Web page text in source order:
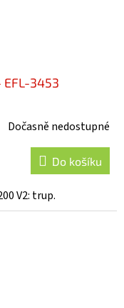
3453
Dočasně nedostupné
Do košíku
V2: trup.